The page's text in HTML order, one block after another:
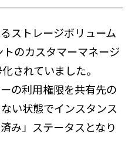
ストレージボリューム
のカスタマーマネージ
されていました。
の利用権限を共有先の
い状態でインスタンス
み」ステータスとなり